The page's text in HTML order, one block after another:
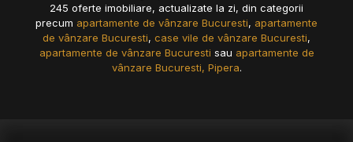
245 oferte imobiliare, actualizate la zi, din categorii
precum apartamente de vânzare Bucuresti, apartamente
de vânzare Bucuresti, case vile de vânzare Bucuresti,
apartamente de vânzare Bucuresti sau apartamente de
vânzare Bucuresti, Pipera.